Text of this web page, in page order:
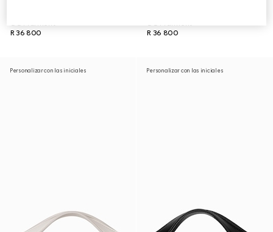
GG Marmont
R 36 800
GG Marmont
R 36 800
Personalizar con las iniciales Personalizar con las iniciales